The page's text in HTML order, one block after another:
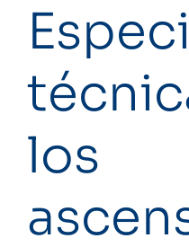
los